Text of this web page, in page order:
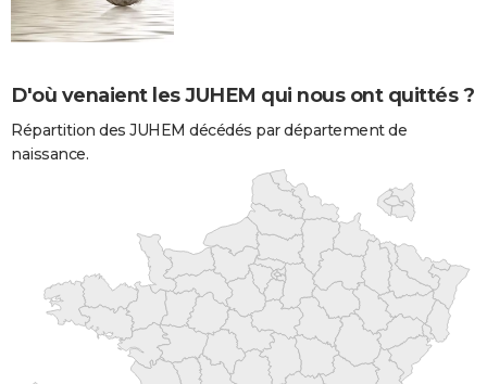
D'où venaient les JUHEM qui nous ont quittés ?
Répartition des JUHEM décédés par département de
naissance.